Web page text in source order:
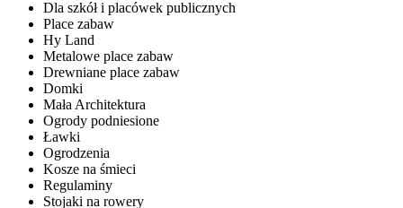
Dla szkół i placówek publicznych
Place zabaw
Hy Land
Metalowe place zabaw
Drewniane place zabaw
Domki
Mała Architektura
Ogrody podniesione
Ławki
Ogrodzenia
Kosze na śmieci
Regulaminy
Stojaki na rowery